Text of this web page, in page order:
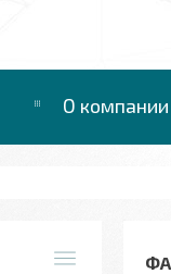
О компании